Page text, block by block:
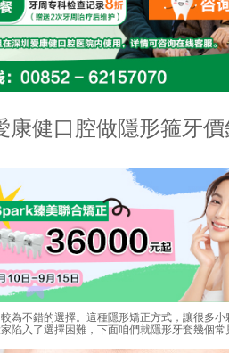
康健口腔做隱形箍牙
不錯的選擇。這種隱形矯正方式，讓很多小
陷入了選擇困難，下面咱們就隱形牙套幾個